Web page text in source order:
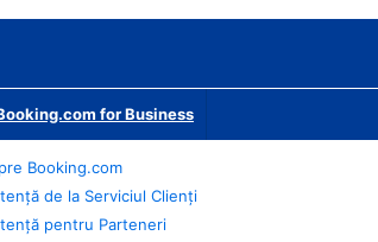
for Business
Booking.com
de la Serviciul Clienți
pentru Parteneri